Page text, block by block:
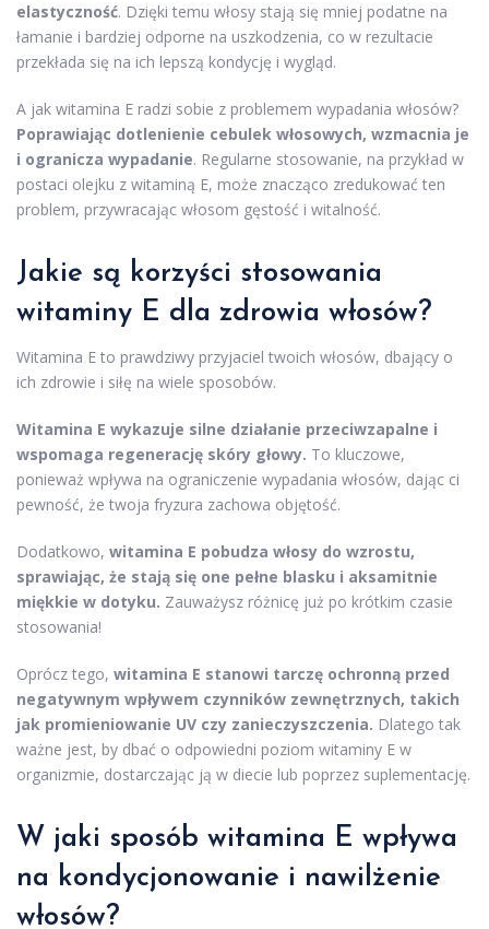
elastyczność. Dzięki temu włosy stają się mniej podatne na
łamanie i bardziej odporne na uszkodzenia, co w rezultacie
przekłada się na ich lepszą kondycję i wygląd.
A jak witamina E radzi sobie z problemem wypadania włosów?
Poprawiając dotlenienie cebulek włosowych, wzmacnia je
i ogranicza wypadanie. Regularne stosowanie, na przykład w
postaci olejku z witaminą E, może znacząco zredukować ten
problem, przywracając włosom gęstość i witalność.
Jakie są korzyści stosowania
witaminy E dla zdrowia włosów?
Witamina E to prawdziwy przyjaciel twoich włosów, dbający o
ich zdrowie i siłę na wiele sposobów.
Witamina E wykazuje silne działanie przeciwzapalne i
wspomaga regenerację skóry głowy. To kluczowe,
ponieważ wpływa na ograniczenie wypadania włosów, dając ci
pewność, że twoja fryzura zachowa objętość.
Dodatkowo, witamina E pobudza włosy do wzrostu,
sprawiając, że stają się one pełne blasku i aksamitnie
miękkie w dotyku. Zauważysz różnicę już po krótkim czasie
stosowania!
Oprócz tego, witamina E stanowi tarczę ochronną przed
negatywnym wpływem czynników zewnętrznych, takich
jak promieniowanie UV czy zanieczyszczenia. Dlatego tak
ważne jest, by dbać o odpowiedni poziom witaminy E w
organizmie, dostarczając ją w diecie lub poprzez suplementację.
W jaki sposób witamina E wpływa
na kondycjonowanie i nawilżenie
włosów?